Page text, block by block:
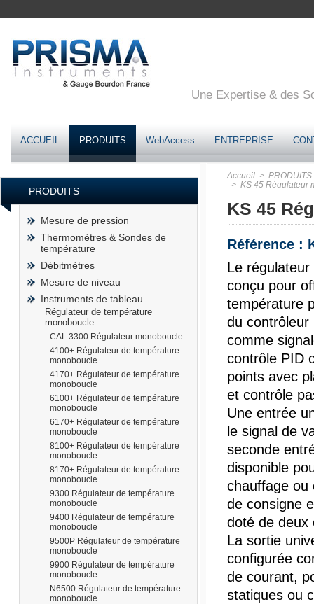
Une Expertise & des
ACCUEIL PRODUITS WebAccess ENTREPRISE
PRODUITS
Mesure de pression
Thermomètres & Sondes de
température
Débitmètres
Mesure de niveau
Instruments de tableau
Régulateur de température
monoboucle
CAL 3300 Régulateur monoboucle
4100+ Régulateur de température
monoboucle
4170+ Régulateur de température
monoboucle
6100+ Régulateur de température
monoboucle
6170+ Régulateur de température
monoboucle
8100+ Régulateur de température
monoboucle
8170+ Régulateur de température
monoboucle
9300 Régulateur de température
monoboucle
9400 Régulateur de température
monoboucle
9500P Régulateur de température
monoboucle
9900 Régulateur de température
monoboucle
N6500 Régulateur de température
monoboucle
Accueil > PRODUITS
> KS 45 Régulateur
KS 45
Référence :
Le
conçu pour
température
du contrôleur
comme
contrôle PID
points avec
et contrôle
Une entrée
le signal de
seconde
disponible
chauffage ou
de consigne
doté de deux
La sortie
configurée
de courant,
statiques ou